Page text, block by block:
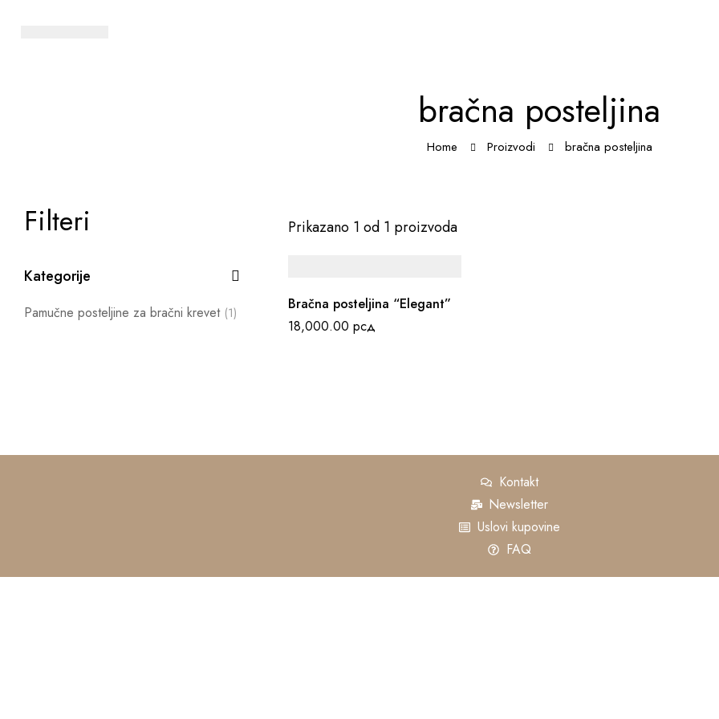
bračna posteljina
Home Proizvodi bračna posteljina
Filteri
Kategorije
Pamučne posteljine za bračni krevet (1)
Prikazano 1 od 1 proizvoda
Bračna posteljina “Elegant”
18,000.00 рсд
Kontakt
Newsletter
Uslovi kupovine
FAQ